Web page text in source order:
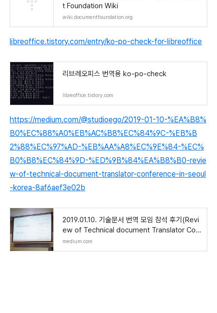
t Foundation Wiki
wiki.documentfoundation.org
libreoffice.tistory.com/entry/ko-po-check-for-libreoffice
리브레오피스 번역용 ko-po-check
libreoffice.tistory.com
https://medium.com/@studioego/2019-01-10-%EA%B8%
B0%EC%88%A0%EB%AC%B8%EC%84%9C-%EB%B
2%88%EC%97%AD-%EB%AA%A8%EC%9E%84-%EC%
B0%B8%EC%84%9D-%ED%9B%84%EA%B8%B0-revie
w-of-technical-document-translator-conference-in-seoul
-korea-8af6aef3e02b
2019.01.10. 기술문서 번역 모임 참석 후기(Revi
ew of Technical document Translator Con
ference in Seoul, Korea)
medium.com